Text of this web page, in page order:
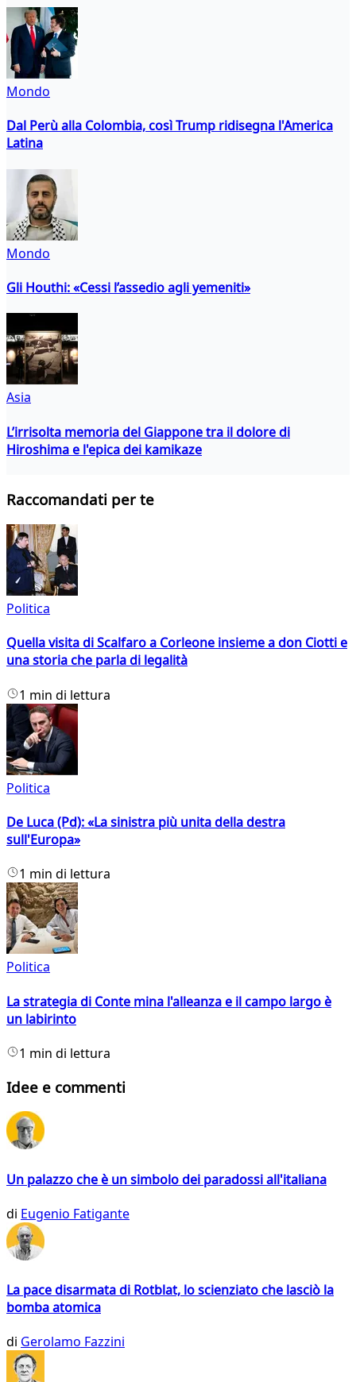
Mondo
Dal Perù alla Colombia, così Trump ridisegna l'America
Latina
Mondo
Gli Houthi: «Cessi l’assedio agli yemeniti»
Asia
L’irrisolta memoria del Giappone tra il dolore di
Hiroshima e l'epica dei kamikaze
Raccomandati per te
Politica
Quella visita di Scalfaro a Corleone insieme a don Ciotti e
una storia che parla di legalità
1 min di lettura
Politica
De Luca (Pd): «La sinistra più unita della destra
sull'Europa»
1 min di lettura
Politica
La strategia di Conte mina l'alleanza e il campo largo è
un labirinto
1 min di lettura
Idee e commenti
Un palazzo che è un simbolo dei paradossi all'italiana
di Eugenio Fatigante
La pace disarmata di Rotblat, lo scienziato che lasciò la
bomba atomica
di Gerolamo Fazzini